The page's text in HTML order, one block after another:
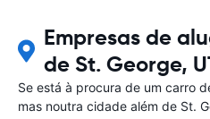
Empresas de
de St. George,
Se está à procura de um carro
mas noutra cidade além de St.